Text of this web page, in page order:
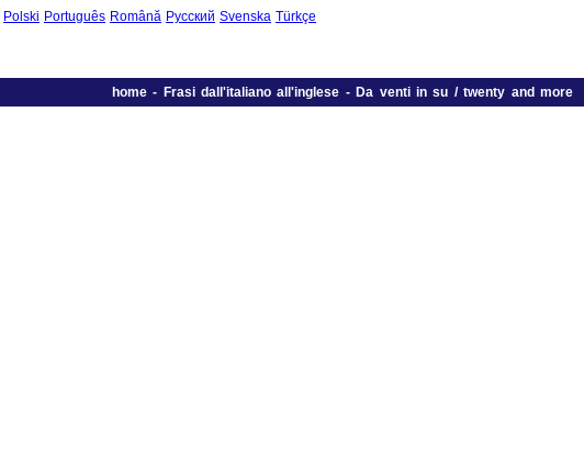
Polski Português Română Русский Svenska Türkçe
home- Frasi dall'italiano all'inglese - Da venti in su / twenty and more